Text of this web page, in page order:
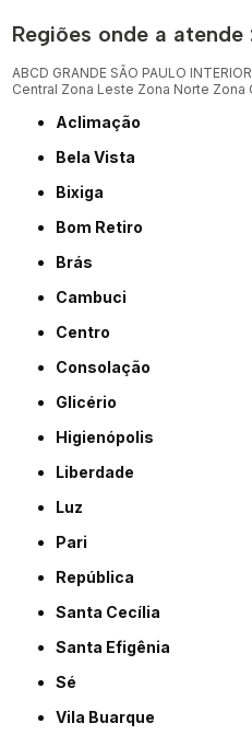
Regiões onde a atende
ABCD GRANDE SÃO PAULO INTERIOR
Central Zona Leste Zona Norte Zona
Aclimação
Bela Vista
Bixiga
Bom Retiro
Brás
Cambuci
Centro
Consolação
Glicério
Higienópolis
Liberdade
Luz
Pari
República
Santa Cecília
Santa Efigênia
Sé
Vila Buarque